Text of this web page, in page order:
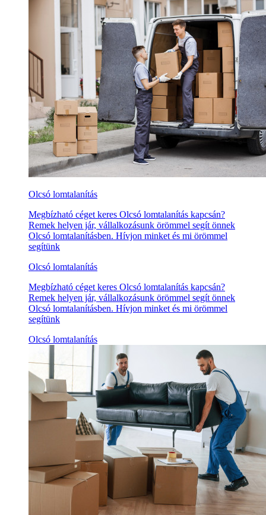
Olcsó lomtalanítás
Megbízható céget keres Olcsó lomtalanítás kapcsán?
Remek helyen jár, vállalkozásunk örömmel segít önnek
Olcsó lomtalanításben. Hívjon minket és mi örömmel
segítünk
Olcsó lomtalanítás
Megbízható céget keres Olcsó lomtalanítás kapcsán?
Remek helyen jár, vállalkozásunk örömmel segít önnek
Olcsó lomtalanításben. Hívjon minket és mi örömmel
segítünk
Olcsó lomtalanítás